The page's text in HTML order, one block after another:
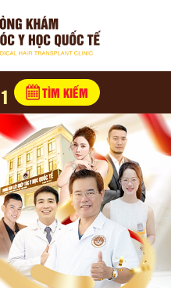
TÌM KIẾM